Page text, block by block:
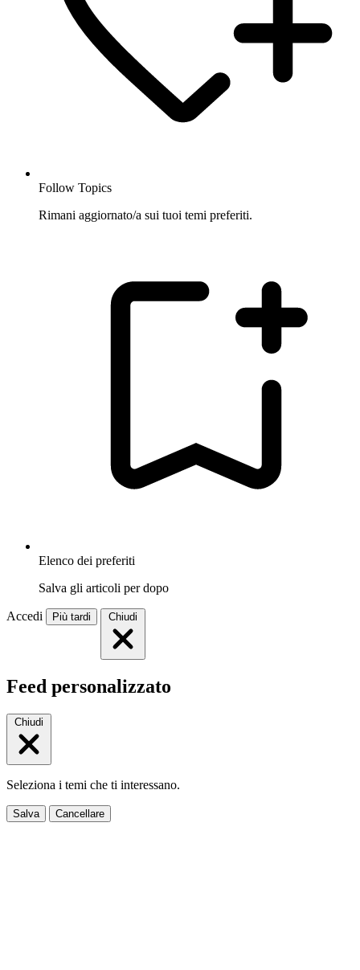
Follow Topics
Rimani aggiornato/a sui tuoi temi preferiti.
Elenco dei preferiti
Salva gli articoli per dopo
Accedi Più tardi Chiudi
Feed personalizzato
Chiudi
Seleziona i temi che ti interessano.
Salva Cancellare